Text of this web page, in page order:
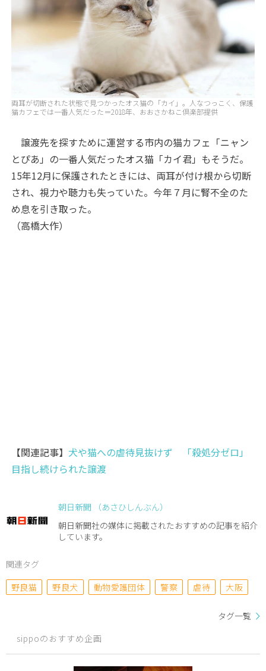
両耳が切断された状態で見つかったオス猫の「カイ」。人なつっこく、保護
猫カフェでは一番人気だった＝2018年、おおさかねこ倶楽部提供
譲渡先を探すために運営する市内の猫カフェ「ニャン
とぴあ」の一番人気だったオス猫「カイ君」もそうだ。
15年12月に保護されたときには、両耳が付け根から切断
され、視力や聴力も失っていた。今年７月に腎不全のた
め息を引き取った。
（高橋大作）
【関連記事】犬や猫への虐待見抜けず 「殺処分ゼロ」
目指し続けられた譲渡
朝日新聞 （あさひしんぶん）
朝日新聞社の媒体に掲載されたおすすめの記事を紹介
しています。
関連タグ
野良猫
野良犬 動物愛護団体 警察 虐待 大阪
タグ一覧
sippoのおすすめ企画